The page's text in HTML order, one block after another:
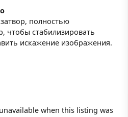
полностью
чтобы стабилизировать
искажение изображения.
when this listing was